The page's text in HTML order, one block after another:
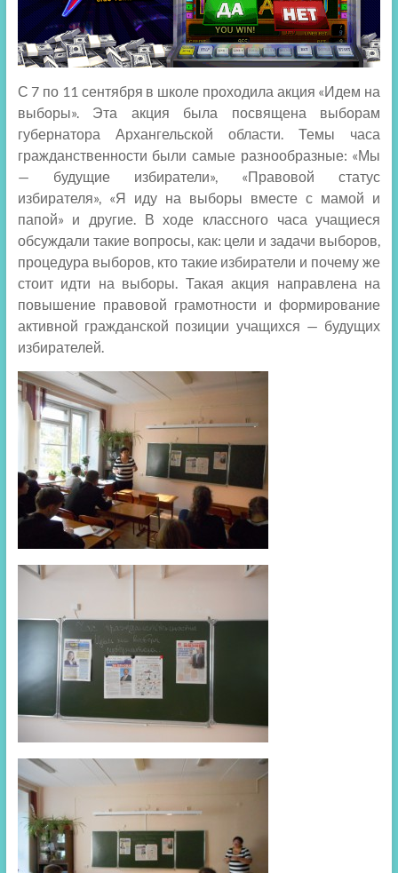
С 7 по 11 сентября в школе проходила акция «Идем на
выборы». Эта акция была посвящена выборам
губернатора Архангельской области. Темы часа
гражданственности были самые разнообразные: «Мы
— будущие избиратели», «Правовой статус
избирателя», «Я иду на выборы вместе с мамой и
папой» и другие. В ходе классного часа учащиеся
обсуждали такие вопросы, как: цели и задачи выборов,
процедура выборов, кто такие избиратели и почему же
стоит идти на выборы. Такая акция направлена на
повышение правовой грамотности и формирование
активной гражданской позиции учащихся — будущих
избирателей.